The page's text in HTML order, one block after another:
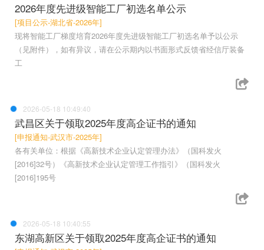
2026年度先进级智能工厂初选名单公示
[项目公示-湖北省-2026年]
现将智能工厂梯度培育2026年度先进级智能工厂初选名单予以公示
（见附件），如有异议，请在公示期内以书面形式反馈省经信厅装备
工
2026-05-18 10:49:40
武昌区关于领取2025年度高企证书的通知
[申报通知-武汉市-2025年]
各有关单位：根据《高新技术企业认定管理办法》（国科发火
[2016]32号）《高新技术企业认定管理工作指引》（国科发火
[2016]195号
2026-05-18 10:40:55
东湖高新区关于领取2025年度高企证书的通知